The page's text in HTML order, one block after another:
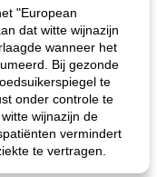
"European
dat witte wijnazijn
wanneer het
Bij gezonde
te
onder controle te
wijnazijn de
vermindert
te vertragen.